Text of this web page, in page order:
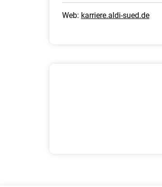
Web: karriere.aldi-sued.de